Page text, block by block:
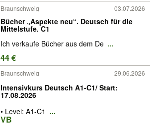
Braunschweig 03.07.2026
Bücher „Aspekte neu“. Deutsch für die
Mittelstufe. C1
Ich verkaufe Bücher aus dem De ...
44 €
Braunschweig 29.06.2026
Intensivkurs Deutsch A1-C1/ Start:
17.08.2026
• Level: A1-C1 ...
VB